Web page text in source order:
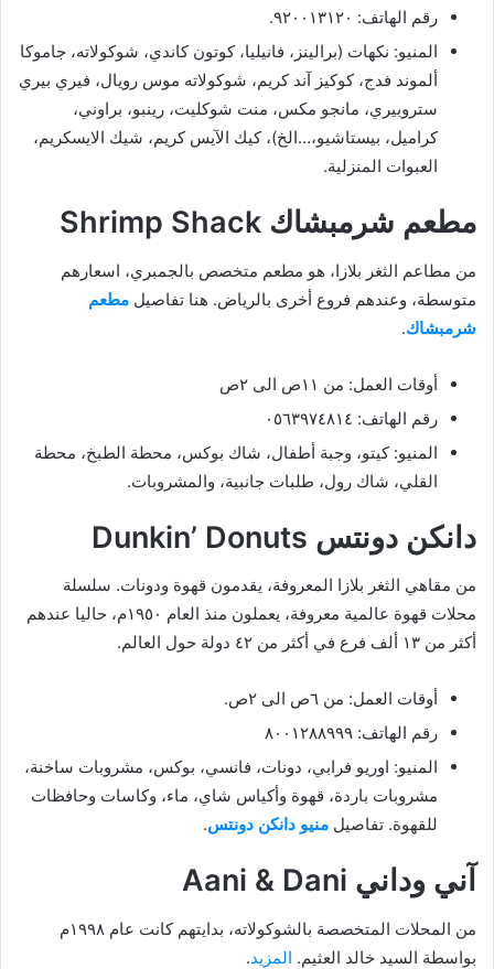
رقم الهاتف: ٩٢٠٠١٣١٢٠.
المنيو: نكهات (برالينز، فانيليا، كوتون كاندي، شوكولاته، جاموكا
ألموند فدج، كوكيز آند كريم، شوكولاته موس رويال، فيري بيري
ستروبيري، مانجو مكس، منت شوكليت، رينبو، براوني،
كراميل، بيستاشيو،…الخ)، كيك الآيس كريم، شيك الايسكريم،
العبوات المنزلية.
مطعم شرمبشاك Shrimp Shack
من مطاعم الثغر بلازا، هو مطعم متخصص بالجمبري، اسعارهم
متوسطة، وعندهم فروع أخرى بالرياض. هنا تفاصيل مطعم
شرمبشاك.
أوقات العمل: من ١١ص الى ٢ص
رقم الهاتف: ٠٥٦٣٩٧٤٨١٤
المنيو: كيتو، وجبة أطفال، شاك بوكس، محطة الطبخ، محطة
القلي، شاك رول، طلبات جانبية، والمشروبات.
دانكن دونتس Dunkin’ Donuts
من مقاهي الثغر بلازا المعروفة، يقدمون قهوة ودونات. سلسلة
محلات قهوة عالمية معروفة، يعملون منذ العام ١٩٥٠م، حاليا عندهم
أكثر من ١٣ ألف فرع في أكثر من ٤٢ دولة حول العالم.
أوقات العمل: من ٦ص الى ٢ص.
رقم الهاتف: ٨٠٠١٢٨٨٩٩٩
المنيو: اوريو فرابي، دونات، فانسي، بوكس، مشروبات ساخنة،
مشروبات باردة، قهوة وأكياس شاي، ماء، وكاسات وحافظات
للقهوة. تفاصيل منيو دانكن دونتس.
آني وداني Aani & Dani
من المحلات المتخصصة بالشوكولاته، بدايتهم كانت عام ١٩٩٨م
بواسطة السيد خالد العثيم. المزيد.